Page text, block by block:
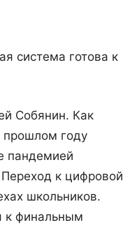
система готова к
Собянин. Как
прошлом году
пандемией
к цифровой
школьников.
к финальным